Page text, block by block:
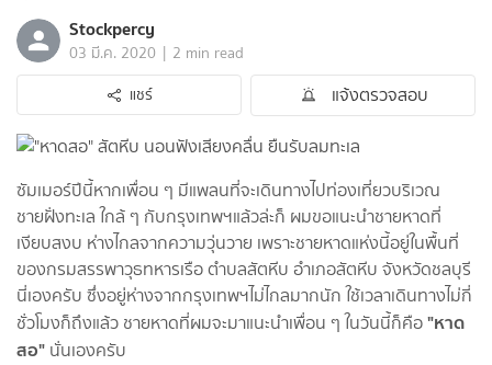
Stockpercy
03 มี.ค. 2020 | 2 min read
แชร์
แจ้งตรวจสอบ
ซัมเมอร์ปีนี้หากเพื่อน ๆ มีแพลนที่จะเดินทางไปท่องเที่ยวบริเวณ
ชายฝั่งทะเล ใกล้ ๆ กับกรุงเทพฯแล้วล่ะก็ ผมขอแนะนำชายหาดที่
เงียบสงบ ห่างไกลจากความวุ่นวาย เพราะชายหาดแห่งนี้อยู่ในพื้นที่
ของกรมสรรพาวุธทหารเรือ ตำบลสัตหีบ อำเภอสัตหีบ จังหวัดชลบุรี
นี่เองครับ ซึ่งอยู่ห่างจากกรุงเทพฯไม่ไกลมากนัก ใช้เวลาเดินทางไม่กี่
ชั่วโมงก็ถึงแล้ว ชายหาดที่ผมจะมาแนะนำเพื่อน ๆ ในวันนี้ก็คือ"หาด
สอ" นั่นเองครับ